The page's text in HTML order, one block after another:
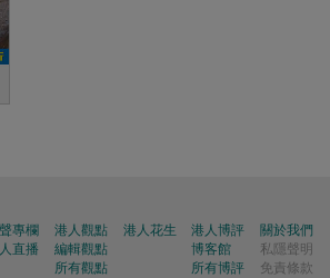
專欄
直播
港人觀點
編輯觀點
所有觀點
港人花生
港人博評
博客館
所有博評
關於我們
私隱聲明
免責條款